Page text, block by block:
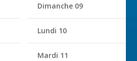
Dimanche 09
Lundi 10
Mardi 11